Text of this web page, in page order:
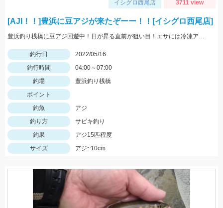
イシグロ西尾店 3711 view
[AJI！！]豊浜に豆アジが来たぞーー！！[イシグロ西尾店]
豊浜釣り桟橋に豆アジ回遊中！日が昇る直前が狙い目！エサには冷凍アミエビ＆王道アジを使用しました！
釣行日
2022/05/16
釣行時間
04:00～07:00
釣場
豊浜釣り桟橋
ポイント
釣魚
アジ
釣り方
サビキ釣り
釣果
アジ15匹程度
サイズ
アジ~10cm